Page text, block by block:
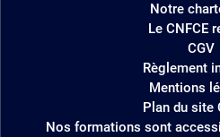
Notre
Le CNFCE
CGV
Règlement
Mentions
Plan du site
Nos formations sont